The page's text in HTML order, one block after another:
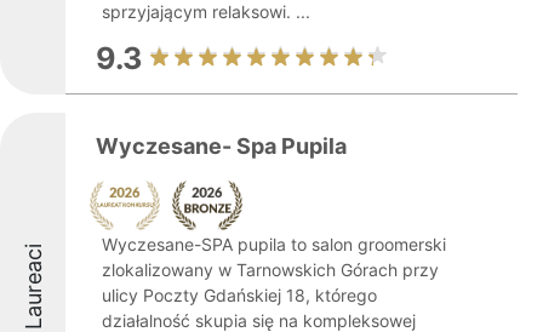
sprzyjającym relaksowi. ...
9.3
Laureaci
Wyczesane- Spa Pupila
Wyczesane-SPA pupila to salon groomerski
zlokalizowany w Tarnowskich Górach przy
ulicy Poczty Gdańskiej 18, którego
działalność skupia się na kompleksowej